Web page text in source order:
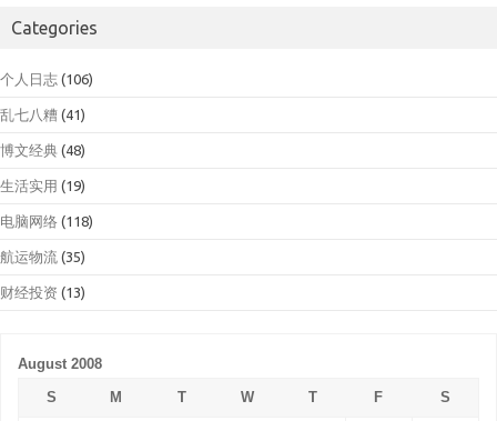
Categories
个人日志 (106)
乱七八糟 (41)
博文经典 (48)
生活实用 (19)
电脑网络 (118)
航运物流 (35)
财经投资 (13)
August 2008
S
M T W T F
S